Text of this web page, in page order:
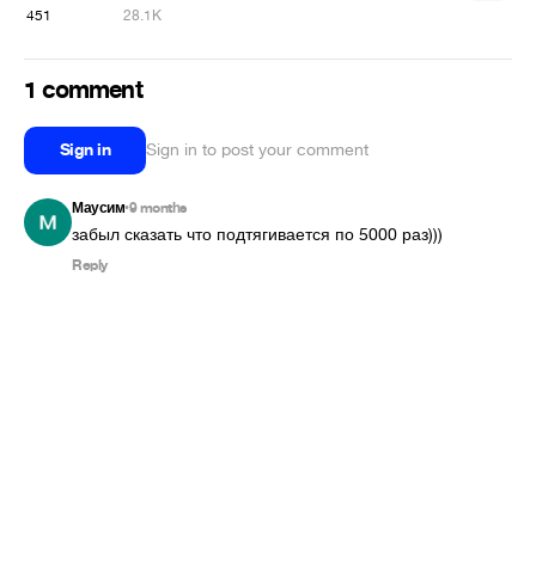
451 28.1K
1 comment
Sign in Sign in to post your comment
Маусим•9 months
забыл сказать что подтягивается по 5000 раз)))
Reply